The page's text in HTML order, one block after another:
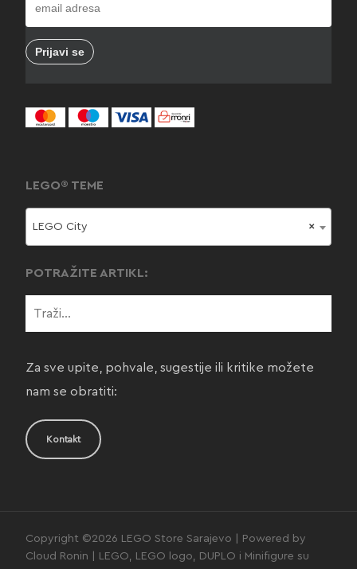
LEGO® TEME
×
LEGO City
POTRAŽITE ARTIKL:
Za sve upite, pohvale, sugestije ili kritike možete
nam se obratiti:
Kontakt
Copyright ©2026 LEGO Store Sarajevo | Powered by
Cloud Ronin | LEGO, LEGO logo, DUPLO i Minifigure su